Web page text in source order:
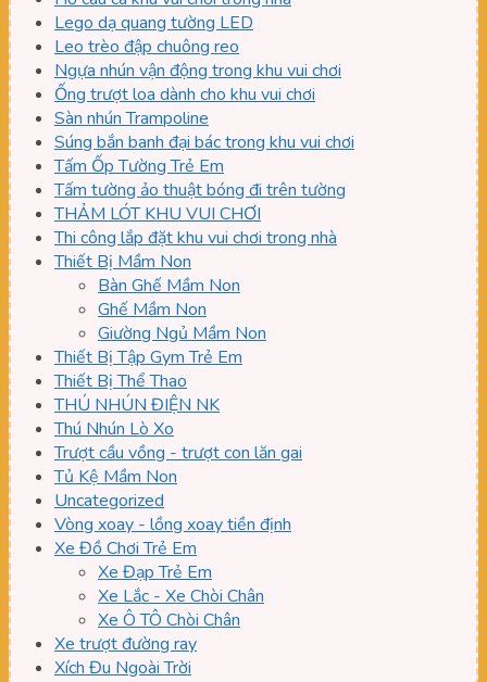
Lego dạ quang tường LED
Leo trèo đập chuông reo
Ngựa nhún vận động trong khu vui chơi
Ống trượt loa dành cho khu vui chơi
Sàn nhún Trampoline
Súng bắn banh đại bác trong khu vui chơi
Tấm Ốp Tường Trẻ Em
Tấm tường ảo thuật bóng đi trên tường
THẢM LÓT KHU VUI CHƠI
Thi công lắp đặt khu vui chơi trong nhà
Thiết Bị Mầm Non
Bàn Ghế Mầm Non
Ghế Mầm Non
Giường Ngủ Mầm Non
Thiết Bị Tập Gym Trẻ Em
Thiết Bị Thể Thao
THÚ NHÚN ĐIỆN NK
Thú Nhún Lò Xo
Trượt cầu vồng - trượt con lăn gai
Tủ Kệ Mầm Non
Uncategorized
Vòng xoay - lồng xoay tiền định
Xe Đồ Chơi Trẻ Em
Xe Đạp Trẻ Em
Xe Lắc - Xe Chòi Chân
Xe Ô TÔ Chòi Chân
Xe trượt đường ray
Xích Đu Ngoài Trời